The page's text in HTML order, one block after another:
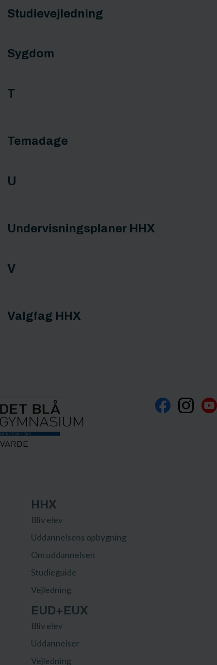
Studievejledning
Sygdom
T
Temadage
U
Undervisningsplaner HHX
V
Valgfag HHX
HHX
Bliv elev
Uddannelsens opbygning
Om uddannelsen
Studieguide
Vejledning
EUD+EUX
Bliv elev
Uddannelser
Vejledning